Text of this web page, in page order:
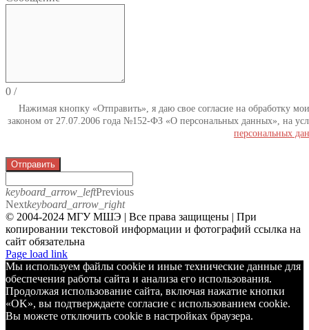
0 /
Нажимая кнопку «Отправить», я даю свое согласие на обработку
законом от 27.07.2006 года №152-ФЗ «О персональных данных», на
персональных
Отправить
keyboard_arrow_leftPrevious
Nextkeyboard_arrow_right
© 2004-2024 МГУ МШЭ | Все права защищены | При
копировании текстовой информации и фотографий ссылка на
сайт обязательна
Telegram
Page load link
Мы используем файлы cookie и иные технические данные для
обеспечения работы сайта и анализа его использования.
Продолжая использование сайта, включая нажатие кнопки
«OK», вы подтверждаете согласие с использованием cookie.
Вы можете отключить cookie в настройках браузера.